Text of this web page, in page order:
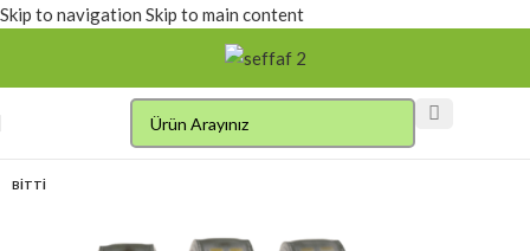
Skip to navigation Skip to main content
BITTI